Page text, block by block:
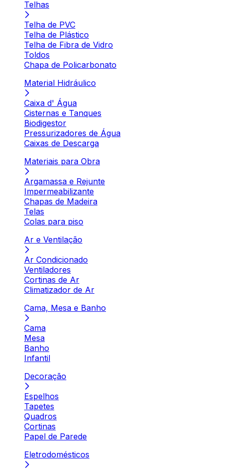
Telhas
Telha de PVC
Telha de Plástico
Telha de Fibra de Vidro
Toldos
Chapa de Policarbonato
Material Hidráulico
Caixa d' Água
Cisternas e Tanques
Biodigestor
Pressurizadores de Água
Caixas de Descarga
Materiais para Obra
Argamassa e Rejunte
Impermeabilizante
Chapas de Madeira
Telas
Colas para piso
Ar e Ventilação
Ar Condicionado
Ventiladores
Cortinas de Ar
Climatizador de Ar
Cama, Mesa e Banho
Cama
Mesa
Banho
Infantil
Decoração
Espelhos
Tapetes
Quadros
Cortinas
Papel de Parede
Eletrodomésticos